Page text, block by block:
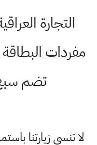
التجارة
تضم
لا تنسى زيارتنا